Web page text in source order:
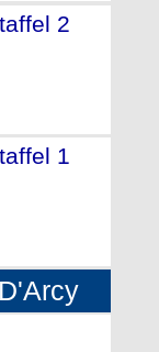
2
1